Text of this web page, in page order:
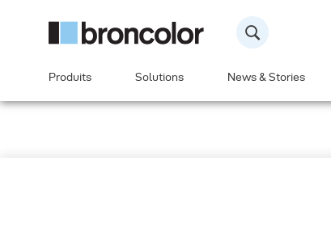
Produits Solutions News & Stories